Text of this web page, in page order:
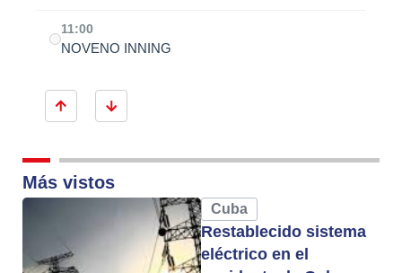
11:00
NOVENO INNING
Más vistos
Cuba
Restablecido sistema
eléctrico en el